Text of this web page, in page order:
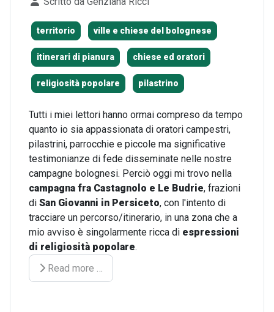
territorio ville e chiese del bolognese
itinerari di pianura chiese ed oratori
religiosità popolare pilastrino
Tutti i miei lettori hanno ormai compreso da tempo
quanto io sia appassionata di oratori campestri,
pilastrini, parrocchie e piccole ma significative
testimonianze di fede disseminate nelle nostre
campagne bolognesi. Perciò oggi mi trovo nella
campagna fra Castagnolo e Le Budrie, frazioni
di San Giovanni in Persiceto, con l'intento di
tracciare un percorso/itinerario, in una zona che a
mio avviso è singolarmente ricca di espressioni
di religiosità popolare.
Read more …